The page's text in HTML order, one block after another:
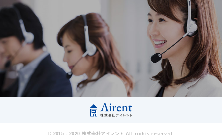
© 2015 - 2020 株式会社アイレント All rights reserved.